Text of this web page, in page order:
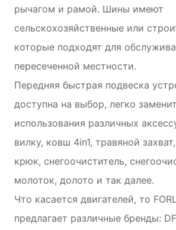
рычагом и рамой. Шины имеют
сельскохозяйственные или
которые подходят для
пересеченной местности.
Передняя быстрая подвеска
доступна на выбор, легко
использования различных
вилку, ковш 4in1, травяной
крюк, снегоочиститель,
молоток, долото и так далее.
Что касается двигателей, то
предлагает различные бренды: